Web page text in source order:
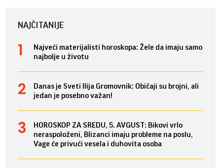
NAJČITANIJE
Najveći materijalisti horoskopa: Žele da imaju samo
najbolje u životu
Danas je Sveti Ilija Gromovnik: Običaji su brojni, ali
jedan je posebno važan!
HOROSKOP ZA SREDU, 5. AVGUST: Bikovi vrlo
neraspoloženi, Blizanci imaju probleme na poslu,
Vage će privući vesela i duhovita osoba